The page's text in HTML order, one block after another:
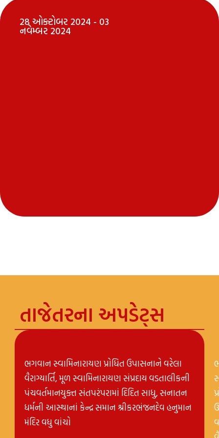
28 ઓક્ટોબર 2024 - 03
નવેમ્બર 2024
તાજેતરના અપડેટ્સ
ભગવાન સ્વામિનારાયણ પ્રોધિત ઉપાસનાને વરેલા
વૈરાગ્યાર્તિ, મૂળ સ્વામિનારાયણ સંપ્રદાય વડતાલીકની
પંચવર્તમાનયુક્ત સંતપરંપરામાં દિદિત સાધુ, સનાતન
ધર્મની આસ્થાનાં કેન્દ્ર સમાન શ્રીકરભંજનદેવ હનુમાન
મંદિર વધુ વાંચો